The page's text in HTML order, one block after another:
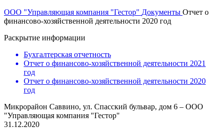
ООО "Управляющая компания "Гестор" Документы Отчет о
финансово-хозяйственной деятельности 2020 год
Раскрытие информации
Бухгалтерская отчетность
Отчет о финансово-хозяйственной деятельности 2021
год
Отчет о финансово-хозяйственной деятельности 2020
год
Микрорайон Саввино, ул. Спасский бульвар, дом 6 – ООО
"Управляющая компания "Гестор"
31.12.2020